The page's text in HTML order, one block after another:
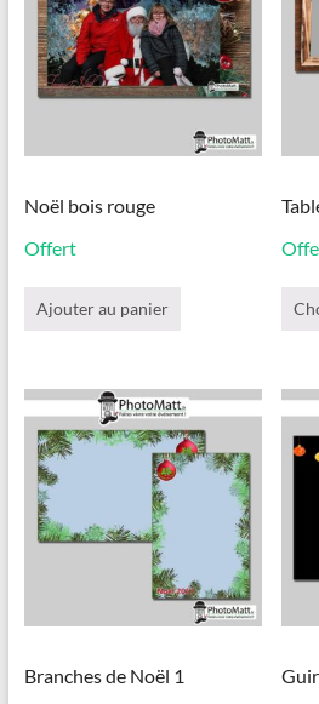
Noël bois rouge
Offert
Ajouter au panier
Branches de Noël 1